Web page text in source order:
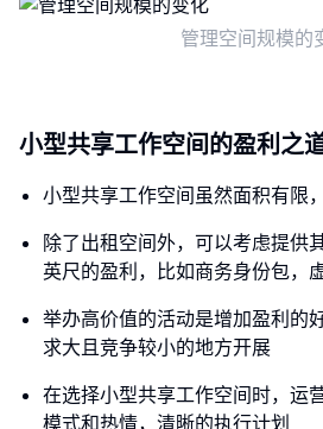
管理空间规模的
小型共享工作空间的盈利之
小型共享工作空间虽然面积有限
除了出租空间外，可以考虑提供
英尺的盈利，比如商务身份包，
举办高价值的活动是增加盈利的
求大且竞争较小的地方开展
在选择小型共享工作空间时，运
模式和热情，清晰的执行计划